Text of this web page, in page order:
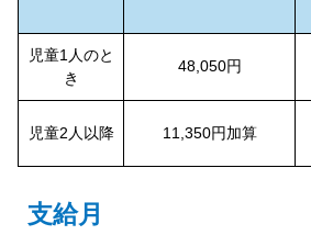
児童1人のと
き
48,050円
児童2人以降 11,350円加算
支給月